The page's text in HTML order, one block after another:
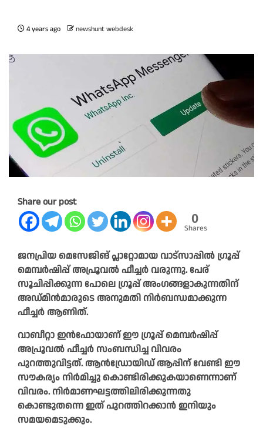
4 years ago newshunt webdesk
Share our post
0
Shares
ജനപ്രിയ മെസേജിങ് പ്ലാറ്റോമായ വാട്‌സാപ്പില്‍ ഗ്രൂപ്പ്
മെമ്പര്‍ഷിപ്പ് അപ്രൂവല്‍ ഫീച്ചര്‍ വരുന്നു. പേര്
സൂചിപ്പിക്കുന്ന പോലെ ഗ്രൂപ്പ് അംഗങ്ങളാകുന്നതിന്
അഡ്മിന്‍മാരുടെ അനുമതി നിര്‍ബന്ധമാക്കുന്ന
ഫീച്ചര്‍ ആണിത്.
വാബീറ്റാ ഇന്‍ഫോയാണ് ഈ ഗ്രൂപ്പ് മെമ്പര്‍ഷിപ്പ്
അപ്രൂവല്‍ ഫീച്ചര്‍ സംബന്ധിച്ച വിവരം
പുറത്തുവിട്ടത്. ആന്‍ഡ്രോയിഡ് ആപ്പിന് വേണ്ടി ഈ
സൗകര്യം നിര്‍മിച്ചു കൊണ്ടിരിക്കുകയാണെന്നാണ്
വിവരം. നിര്‍മാണഘട്ടത്തിലിരിക്കുന്നതു
കൊണ്ടുതന്നെ ഇത് പുറത്തിറക്കാന്‍ ഇനിയും
സമയമെടുക്കും.